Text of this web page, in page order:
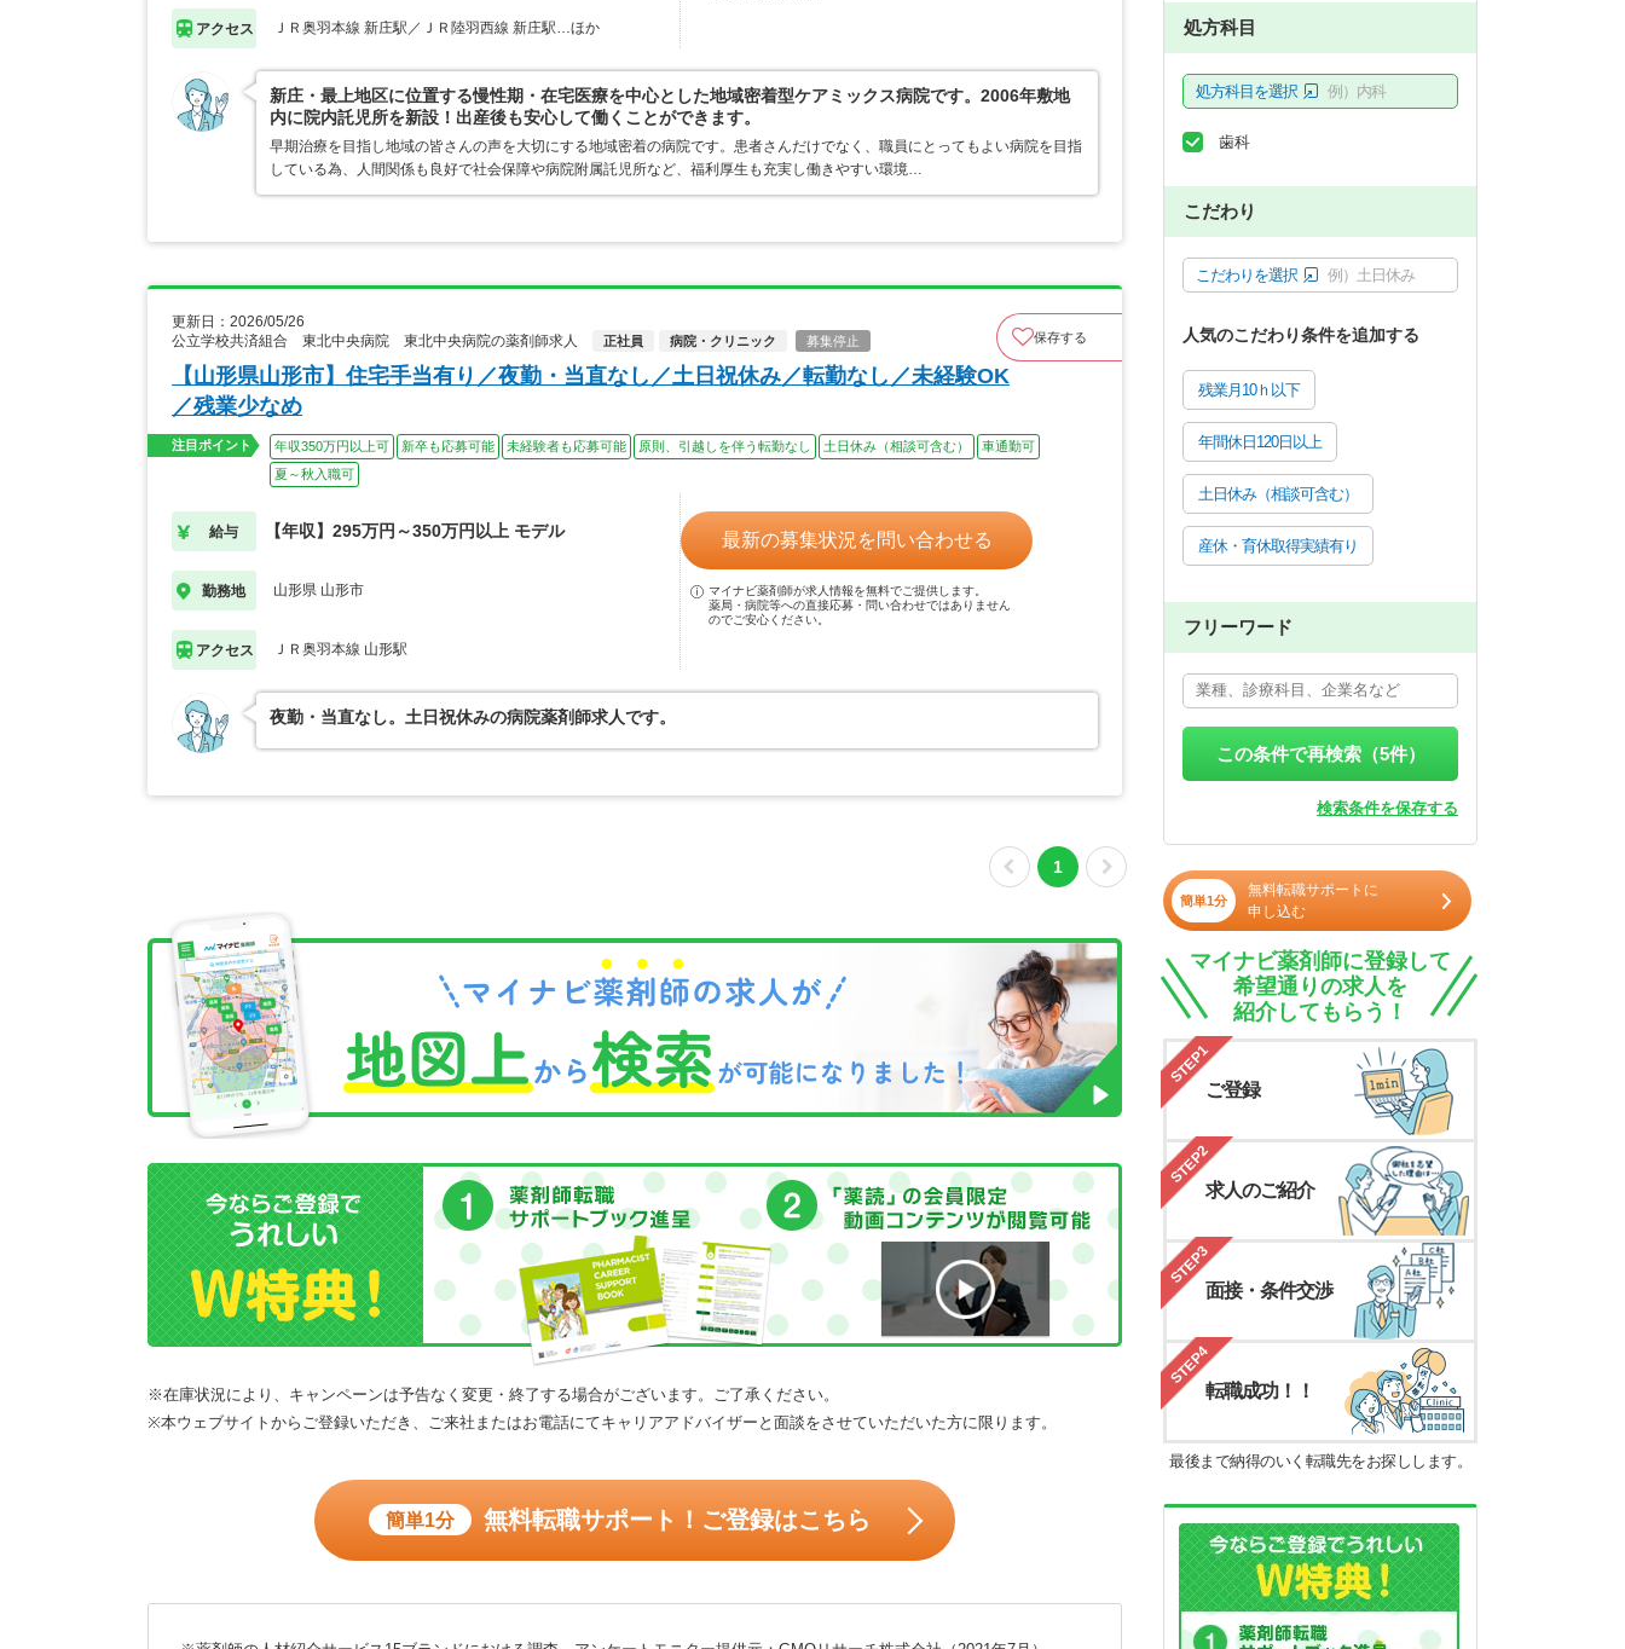
アクセス ＪＲ奥羽本線 新庄駅／ＪＲ陸羽西線 新庄駅…ほか
新庄・最上地区に位置する慢性期・在宅医療を中心とした地域密着型ケアミックス病院です。2006年敷地
内に院内託児所を新設！出産後も安心して働くことができます。
早期治療を目指し地域の皆さんの声を大切にする地域密着の病院です。患者さんだけでなく、職員にとってもよい病院を目指
している為、人間関係も良好で社会保障や病院附属託児所など、福利厚生も充実し働きやすい環境…
更新日：2026/05/26
公立学校共済組合 東北中央病院 東北中央病院の薬剤師求人
正社員 病院・クリニック 募集停止 保存する
【山形県山形市】住宅手当有り／夜勤・当直なし／土日祝休み／転勤なし／未経験OK
／残業少なめ
注目ポイント 年収350万円以上可 新卒も応募可能 未経験者も応募可能 原則、引越しを伴う転勤なし 土日休み（相談可含む）
車通勤可
夏～秋入職可
給与 【年収】295万円～350万円以上 モデル
勤務地 山形県 山形市
アクセス ＪＲ奥羽本線 山形駅
最新の募集状況を問い合わせる
マイナビ薬剤師が求人情報を無料でご提供します。
薬局・病院等への直接応募・問い合わせではありません
のでご安心ください。
夜勤・当直なし。土日祝休みの病院薬剤師求人です。
1
※在庫状況により、キャンペーンは予告なく変更・終了する場合がございます。ご了承ください。
※本ウェブサイトからご登録いただき、ご来社またはお電話にてキャリアアドバイザーと面談をさせていただいた方に限ります。
簡単1分 無料転職サポート！ご登録はこちら
処方科目
処方科目を選択 例）内科
歯科
こだわり
こだわりを選択 例）土日休み
人気のこだわり条件を追加する
残業月10ｈ以下
年間休日120日以上
土日休み（相談可含む）
産休・育休取得実績有り
フリーワード
この条件で再検索（5件）
検索条件を保存する
簡単1分
無料転職サポートに
申し込む
マイナビ薬剤師に登録して
希望通りの求人を
紹介してもらう！
STEP1
ご登録
STEP2
求人のご紹介
STEP3
面接・条件交渉
STEP4
転職成功！！
最後まで納得のいく転職先をお探しします。